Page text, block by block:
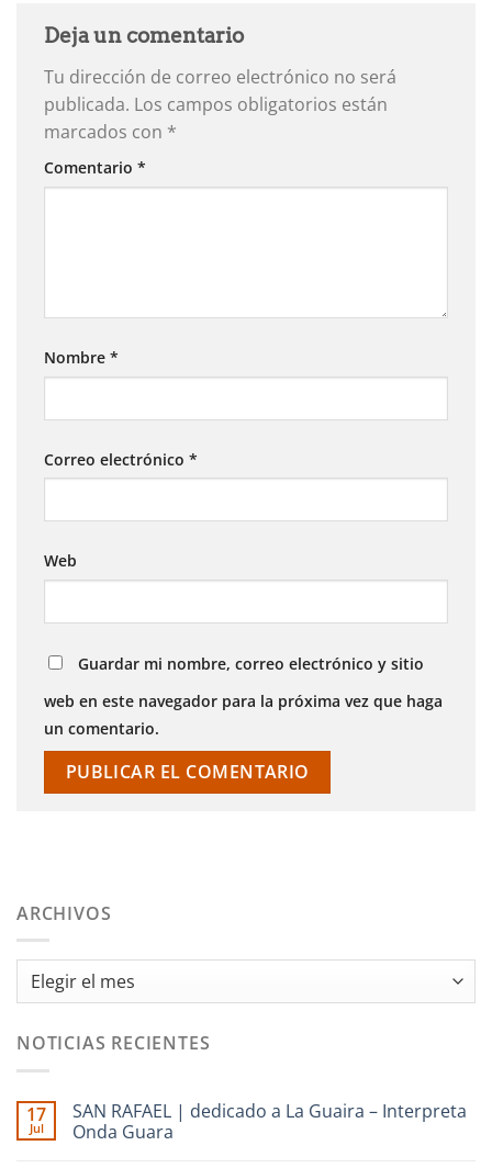
Deja un comentario
Tu dirección de correo electrónico no será
publicada. Los campos obligatorios están
marcados con *
Comentario *
Nombre *
Correo electrónico *
Web
Guardar mi nombre, correo electrónico y sitio
web en este navegador para la próxima vez que haga
un comentario.
ARCHIVOS
Archivos
NOTICIAS RECIENTES
17
Jul
SAN RAFAEL | dedicado a La Guaira – Interpreta
Onda Guara